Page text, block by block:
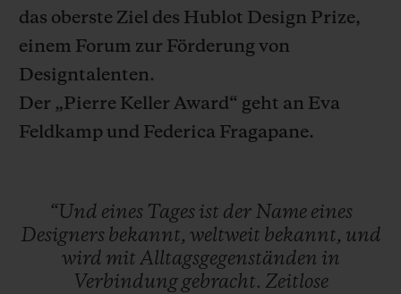
das oberste Ziel des Hublot Design Prize,
einem Forum zur Förderung von
Designtalenten.
Der „Pierre Keller Award“ geht an Eva
Feldkamp und Federica Fragapane.
“Und eines Tages ist der Name eines
Designers bekannt, weltweit bekannt, und
wird mit Alltagsgegenständen in
Verbindung gebracht. Zeitlose
EINE BOUTIQUE FINDEN